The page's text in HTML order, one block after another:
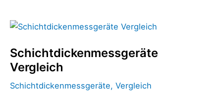
Schichtdickenmessgeräte
Vergleich
Schichtdickenmessgeräte, Vergleich
Schichtdickenmessgeräte
Vergleich